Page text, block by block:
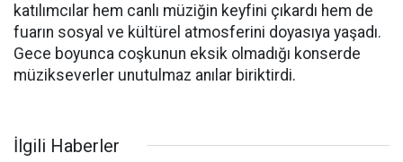
katılımcılar hem canlı müziğin keyfini çıkardı hem de
fuarın sosyal ve kültürel atmosferini doyasıya yaşadı.
Gece boyunca coşkunun eksik olmadığı konserde
müzikseverler unutulmaz anılar biriktirdi.
İlgili Haberler